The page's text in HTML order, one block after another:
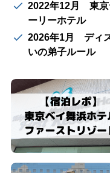
2022年12月 東京
ーリーホテル
2026年1月 ディ
いの弟子ルール